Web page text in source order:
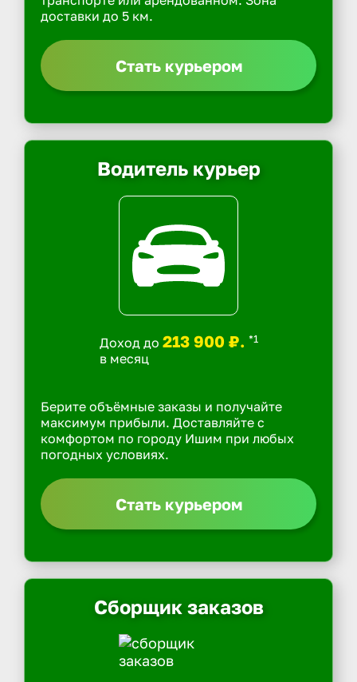
доставки до 5 км.
Стать курьером
Водитель курьер
Доход до 213 900 ₽. *1
в месяц
Берите объёмные заказы и получайте
максимум прибыли. Доставляйте с
комфортом по городу Ишим при любых
погодных условиях.
Стать курьером
Сборщик заказов